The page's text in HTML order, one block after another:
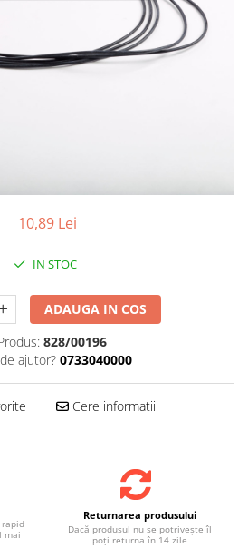
10,89 Lei
IN STOC
ADAUGA IN COS
828/00196
ajutor? 0733040000
Cere informatii
rapid
mai
Returnarea produsului
Dacă produsul nu se potrivește îl
poți returna în 14 zile